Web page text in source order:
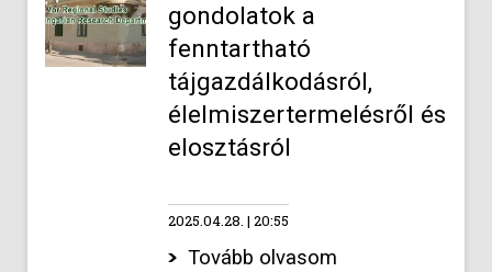
gondolatok a
fenntartható
tájgazdálkodásról,
élelmiszertermelésről és
elosztásról
2025.04.28. 20:55
Tovább olvasom